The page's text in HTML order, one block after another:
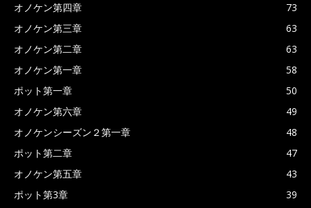
オノケン第四章
73
オノケン第三章
63
オノケン第二章
63
オノケン第一章
58
ポット第一章
50
オノケン第六章
49
オノケンシーズン２第一章
48
ポット第二章
47
オノケン第五章
43
ポット第3章
39